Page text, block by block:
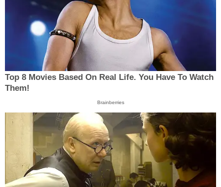
Top 8 Movies Based On Real Life. You Have To Watch
Them!
Brainberries